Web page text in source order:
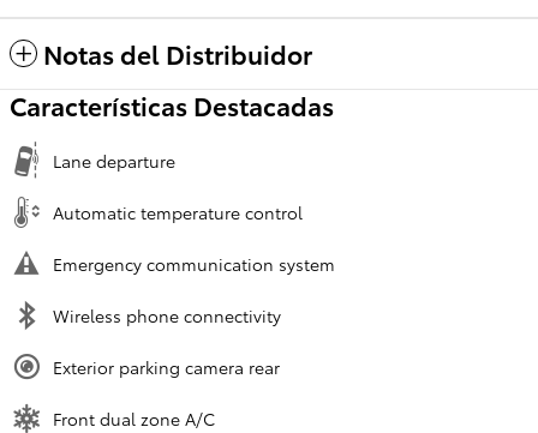
Notas del Distribuidor
Características Destacadas
Lane departure
Automatic temperature control
Emergency communication system
Wireless phone connectivity
Exterior parking camera rear
Front dual zone A/C